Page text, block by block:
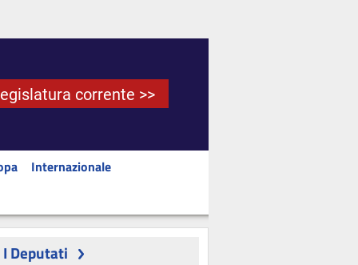
corrente >>
Internazionale
I Deputati